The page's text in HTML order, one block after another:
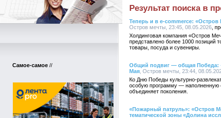
Самое-самое //
Результат поиска в
Теперь и в e-commerce: «Остров
Остров мечты, 23:45, 08.05.2026
Холдинговая компания «Остров
представлено более 1000 позиций
товары, посуда и сувениры.
Общий подвиг — общая Победа:
Мая , Остров мечты, 23:44,
Ко Дню Победы культурно-
особую программу — наполненную
объединяет поколения.
«Пожарный патруль»: «Остров
тематической зоны «Долина